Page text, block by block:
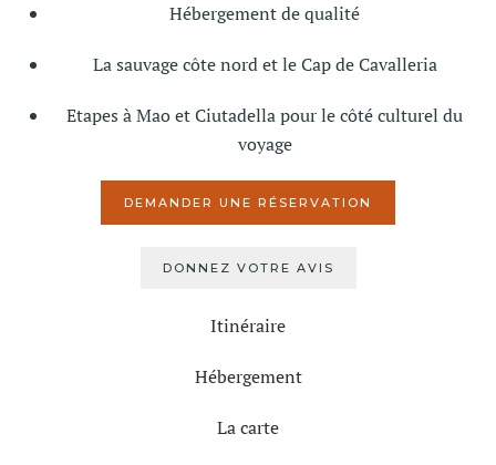
Hébergement de qualité
La sauvage côte nord et le Cap de Cavalleria
Etapes à Mao et Ciutadella pour le côté culturel du
voyage
DEMANDER UNE RÉSERVATION
DONNEZ VOTRE AVIS
Itinéraire
Hébergement
La carte